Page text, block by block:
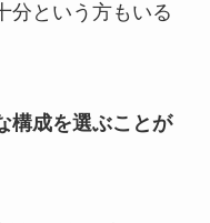
分という方もいる
構成を選ぶことが